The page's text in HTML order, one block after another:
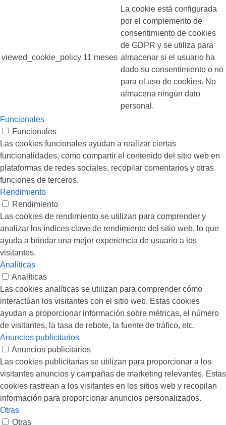
viewed_cookie_policy 11 meses
La cookie está configurada
por el complemento de
consentimiento de cookies
de GDPR y se utiliza para
almacenar si el usuario ha
dado su consentimiento o no
para el uso de cookies. No
almacena ningún dato
personal.
Funcionales
Funcionales
Las cookies funcionales ayudan a realizar ciertas
funcionalidades, como compartir el contenido del sitio web en
plataformas de redes sociales, recopilar comentarios y otras
funciones de terceros.
Rendimiento
Rendimiento
Las cookies de rendimiento se utilizan para comprender y
analizar los índices clave de rendimiento del sitio web, lo que
ayuda a brindar una mejor experiencia de usuario a los
visitantes.
Analíticas
Analíticas
Las cookies analíticas se utilizan para comprender cómo
interactúan los visitantes con el sitio web. Estas cookies
ayudan a proporcionar información sobre métricas, el número
de visitantes, la tasa de rebote, la fuente de tráfico, etc.
Anuncios publicitarios
Anuncios publicitarios
Las cookies publicitarias se utilizan para proporcionar a los
visitantes anuncios y campañas de marketing relevantes. Estas
cookies rastrean a los visitantes en los sitios web y recopilan
información para proporcionar anuncios personalizados.
Otras
Otras